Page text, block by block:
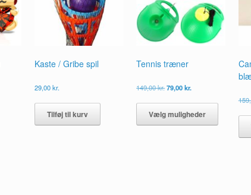
Kaste / Gribe spil
29,00kr.
Tilføj til kurv
Tennis træner
149,00kr.Den
pris
var:
149,00 kr..
79,00kr.Den
pris
er:
79,00 kr..
Vælg muligheder
har